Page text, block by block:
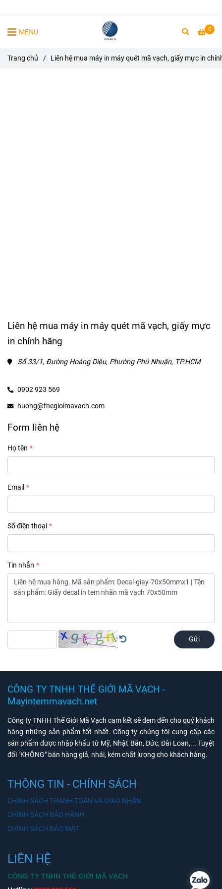
0
MENU
Trang chủ / Liên hệ mua máy in máy quét mã vạch, giấy mực in
Liên hệ mua máy in máy quét mã vạch, giấy mực
in chính hãng
Số 33/1, Đường Hoàng Diệu, Phường Phú Nhuận, TP.HCM
0902 923 569
huong@thegioimavach.com
Form liên hệ
Họ tên
Email
Số điện thoại
Tin nhắn
Gửi
CÔNG TY TNHH THẾ GIỚI MÃ VẠCH -
Mayintemmavach.net
Công ty TNHH Thế Giới Mã Vạch cam kết sẽ đem đến cho quý khách
hàng những sản phẩm tốt nhất. Công ty chúng tôi cung cấp các
sản phẩm được nhập khẩu từ Mỹ, Nhật Bản, Đức, Đài Loan,... Tuyệt
đối "KHÔNG" bán hàng giả, nhái, kém chất lượng cho khách hàng.
THÔNG TIN - CHÍNH SÁCH
CHÍNH SÁCH THANH TOÁN VÀ GIAO NHẬN
CHÍNH SÁCH BẢO HÀNH
CHÍNH SÁCH BẢO MẬT
LIÊN HỆ
CÔNG TY TNHH THẾ GIỚI MÃ VẠCH